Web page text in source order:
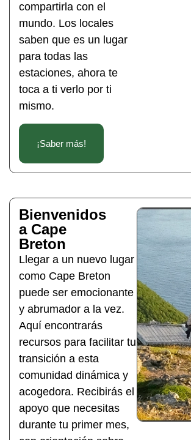
compartirla con el
mundo. Los locales
saben que es un lugar
para todas las
estaciones, ahora te
toca a ti verlo por ti
mismo.
¡Saber más!
Bienvenidos
a Cape
Breton
Llegar a un nuevo lugar
como Cape Breton
puede ser emocionante
y abrumador a la vez.
Aquí encontrarás
recursos para facilitar tu
transición a esta
comunidad dinámica y
acogedora. Recibirás el
apoyo que necesitas
durante tu primer mes,